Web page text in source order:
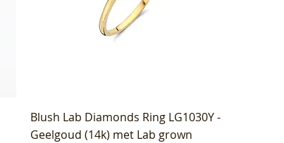
Blush Lab Diamonds Ring LG1030Y -
Geelgoud (14k) met Lab grown